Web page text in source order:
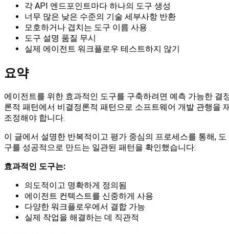
각 API 엔드포인트마다 하나의 도구 생성
너무 많은 낮은 수준의 기술 세부사항 반환
모호하거나 겹치는 도구 이름 사용
도구 설명 품질 무시
실제 에이전트 워크플로우 테스트하지 않기
요약
에이전트를 위한 효과적인 도구를 구축하려면 예측 가능한 결
론적 패턴에서 비결정론적 패턴으로 소프트웨어 개발 관행을
조정해야 합니다.
이 글에서 설명한 반복적이고 평가 중심의 프로세스를 통해, 도
구를 성공적으로 만드는 일관된 패턴을 확인했습니다:
효과적인 도구는:
의도적이고 명확하게 정의됨
에이전트 컨텍스트를 신중하게 사용
다양한 워크플로우에서 결합 가능
실제 작업을 해결하는 데 직관적